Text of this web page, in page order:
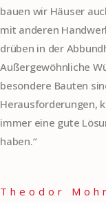
bauen wir Häuser
mit anderen
drüben in der
Außergewöhnliche
besondere Bauten
Herausforderungen,
immer eine gute
haben.“
Theodor